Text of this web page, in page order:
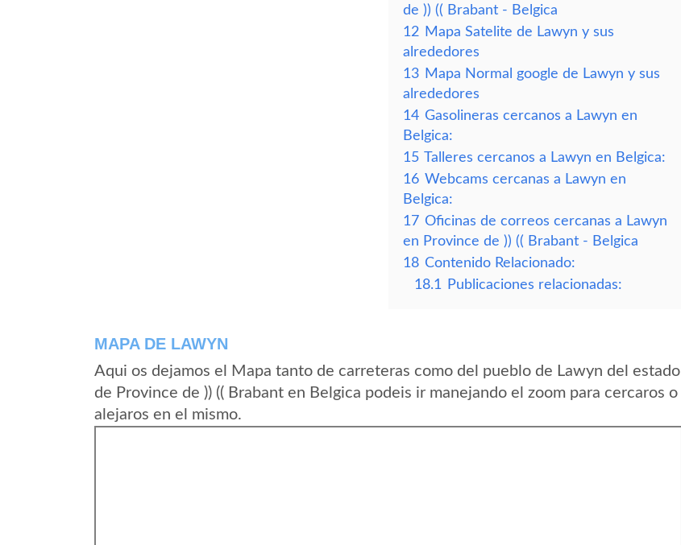
de )) (( Brabant - Belgica
12 Mapa Satelite de Lawyn y sus
alrededores
13 Mapa Normal google de Lawyn y sus
alrededores
14 Gasolineras cercanos a Lawyn en
Belgica:
15 Talleres cercanos a Lawyn en Belgica:
16 Webcams cercanas a Lawyn en
Belgica:
17 Oficinas de correos cercanas a Lawyn
en Province de )) (( Brabant - Belgica
18 Contenido Relacionado:
18.1
Publicaciones relacionadas:
MAPA DE LAWYN
Aqui os dejamos el Mapa tanto de carreteras como del pueblo de Lawyn del estado
de Province de )) (( Brabant en Belgica podeis ir manejando el zoom para cercaros o
alejaros en el mismo.